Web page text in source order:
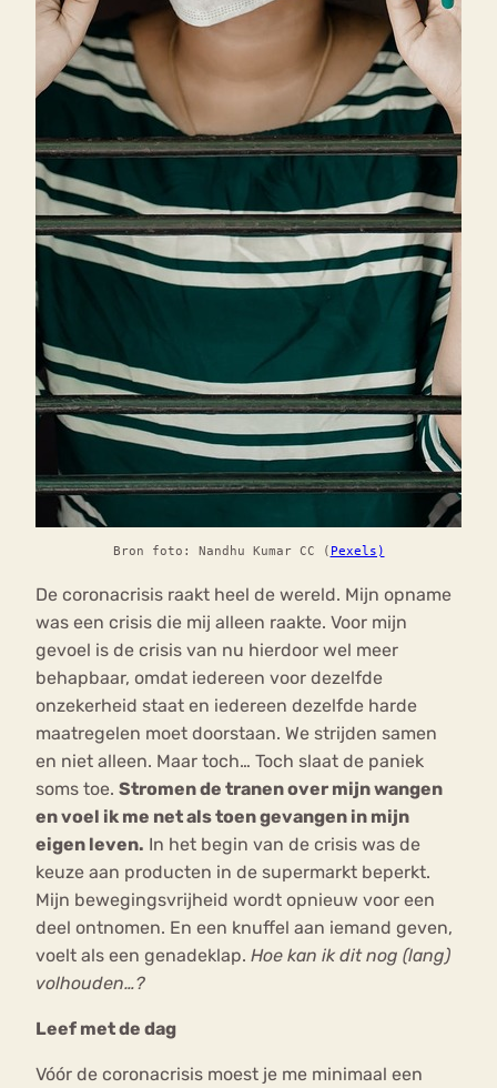
Bron foto: Nandhu Kumar CC ( Pexels)
De coronacrisis raakt heel de wereld. Mijn opname
was een crisis die mij alleen raakte. Voor mijn
gevoel is de crisis van nu hierdoor wel meer
behapbaar, omdat iedereen voor dezelfde
onzekerheid staat en iedereen dezelfde harde
maatregelen moet doorstaan. We strijden samen
en niet alleen. Maar toch… Toch slaat de paniek
soms toe. Stromen de tranen over mijn wangen
en voel ik me net als toen gevangen in mijn
eigen leven. In het begin van de crisis was de
keuze aan producten in de supermarkt beperkt.
Mijn bewegingsvrijheid wordt opnieuw voor een
deel ontnomen. En een knuffel aan iemand geven,
voelt als een genadeklap. Hoe kan ik dit nog (lang)
volhouden…?
Leef met de dag
Vóór de coronacrisis moest je me minimaal een